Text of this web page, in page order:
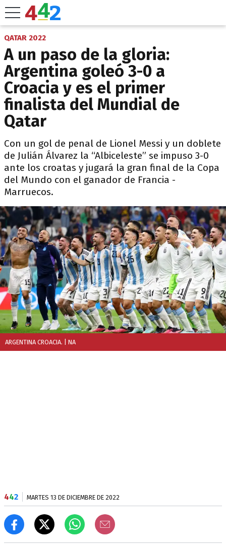
QATAR 2022
A un paso de la gloria:
Argentina goleó 3-0 a
Croacia y es el primer
finalista del Mundial de
Qatar
Con un gol de penal de Lionel Messi y un doblete
de Julián Álvarez la “Albiceleste” se impuso 3-0
ante los croatas y jugará la gran final de la Copa
del Mundo con el ganador de Francia -
Marruecos.
ARGENTINA CROACIA. | NA
442 MARTES 13 DE DICIEMBRE DE 2022